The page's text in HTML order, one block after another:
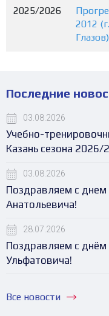
2025/2026
2012 (г.
Глазов)
Последние
03.08.2026
Учебно-
Казань сезона 2026/
03.08.2026
Поздравляем с днем
Анатольевича!
28.07.2026
Поздравляем с
Ульфатовича!
Все новости